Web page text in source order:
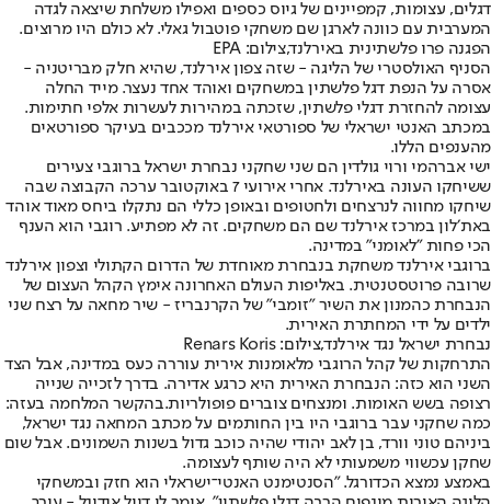
דגלים, עצומות, קמפיינים של גיוס כספים ואפילו משלחת שיצאה לגדה
המערבית עם כוונה לארגן שם משחקי פוטבול גאלי. לא כולם היו מרוצים.
הפגנה פרו פלשתינית באירלנד,צילום: EPA
הסניף האולסטרי של הליגה - שזה צפון אירלנד, שהיא חלק מבריטניה -
אסרה על הנפת דגל פלשתין במשחקים ואוהד אחד נעצר. מייד החלה
עצומה להחזרת דגלי פלשתין, שזכתה במהירות לעשרות אלפי חתימות.
במכתב האנטי ישראלי של ספורטאי אירלנד מככבים בעיקר ספורטאים
מהענפים הללו.
ישי אברהמי ורוי גולדין הם שני שחקני נבחרת ישראל ברוגבי צעירים
ששיחקו העונה באירלנד. אחרי אירועי 7 באוקטובר ערכה הקבוצה שבה
שיחקו מחווה לנרצחים ולחטופים ובאופן כללי הם נתקלו ביחס מאוד אוהד
באת׳לון במרכז אירלנד שם הם משחקים. זה לא מפתיע. רוגבי הוא הענף
הכי פחות "לאומני" במדינה.
ברוגבי אירלנד משחקת בנבחרת מאוחדת של הדרום הקתולי וצפון אירלנד
שרובה פרוטסטנטית. באליפות העולם האחרונה אימץ הקהל העצום של
הנבחרת כהמנון את השיר "זומבי" של הקרנבריז - שיר מחאה על רצח שני
ילדים על ידי המחתרת האירית.
נבחרת ישראל נגד אירלנד,צילום: Renars Koris
התרחקות של קהל הרוגבי מלאומנות אירית עוררה כעס במדינה, אבל הצד
השני הוא כזה: הנבחרת האירית היא כרגע אדירה. בדרך לזכייה שנייה
רצופה בשש האומות. ומנצחים צוברים פופולריות.בהקשר המלחמה בעזה:
כמה שחקני עבר ברוגבי היו בין החותמים על מכתב המחאה נגד ישראל,
ביניהם טוני וורד, בן לאב יהודי שהיה כוכב גדול בשנות השמונים. אבל שום
שחקן עכשווי משמעותי לא היה שותף לעצומה.
באמצע נמצא הכדורגל. "הסנטימנט האנטי־ישראלי הוא חזק ובמשחקי